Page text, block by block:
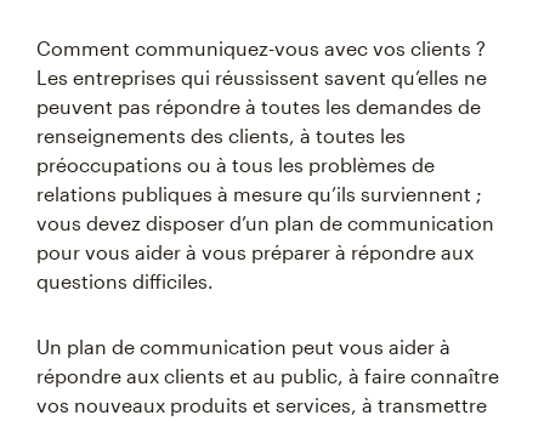
Comment communiquez-vous avec vos clients ?
Les entreprises qui réussissent savent qu’elles ne
peuvent pas répondre à toutes les demandes de
renseignements des clients, à toutes les
préoccupations ou à tous les problèmes de
relations publiques à mesure qu’ils surviennent ;
vous devez disposer d’un plan de communication
pour vous aider à vous préparer à répondre aux
questions difficiles.
Un plan de communication peut vous aider à
répondre aux clients et au public, à faire connaître
vos nouveaux produits et services, à transmettre